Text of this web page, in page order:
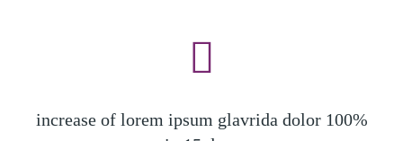
100% increase of lorem ipsum glavrida dolor